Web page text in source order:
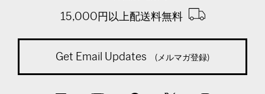
15,000円以上配送料無料
Get Email Updates (メルマガ登録)